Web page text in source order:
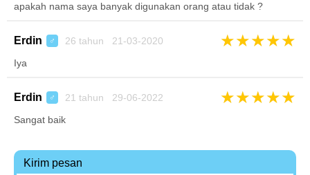
apakah nama saya banyak digunakan orang atau tidak ?
Erdin ♂ 26 tahun 21-03-2020 ★★★★★
Iya
Erdin ♂ 21 tahun 29-06-2022 ★★★★★
Sangat baik
Kirim pesan